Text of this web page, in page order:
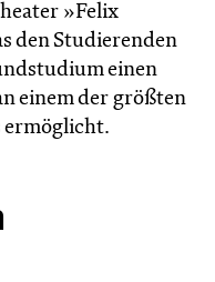
»Felix
den Studierenden
einen
einem der größten
ermöglicht.